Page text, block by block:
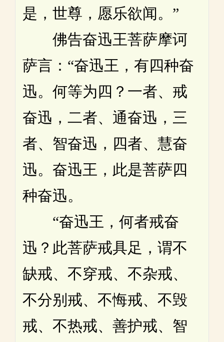
是，世尊，愿乐欲闻。”
佛告奋迅王菩萨摩诃
萨言：“奋迅王，有四种奋
迅。何等为四？一者、戒
奋迅，二者、通奋迅，三
者、智奋迅，四者、慧奋
迅。奋迅王，此是菩萨四
种奋迅。
“奋迅王，何者戒奋
迅？此菩萨戒具足，谓不
缺戒、不穿戒、不杂戒、
不分别戒、不悔戒、不毁
戒、不热戒、善护戒、智